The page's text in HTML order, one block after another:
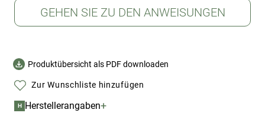
GEHEN SIE ZU DEN ANWEISUNGEN
Produktübersicht als PDF downloaden
Zur Wunschliste hinzufügen
H Herstellerangaben+